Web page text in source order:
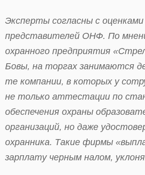
Эксперты согласны с оценками
представителей ОНФ. По
охранного предприятия
Бовы, на торгах занимаются
те компании, в которых у
не только аттестации по
обеспечения охраны
организаций, но даже
охранника. Такие фирмы
зарплату черным налом,